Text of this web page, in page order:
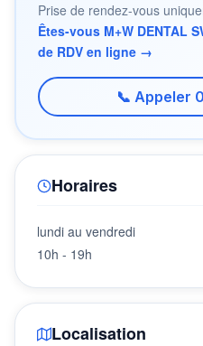
Prise de rendez-vous
Êtes-vous M+W DENTAL
de RDV en ligne →
📞 Appeler
Horaires
lundi au vendredi
10h - 19h
Localisation